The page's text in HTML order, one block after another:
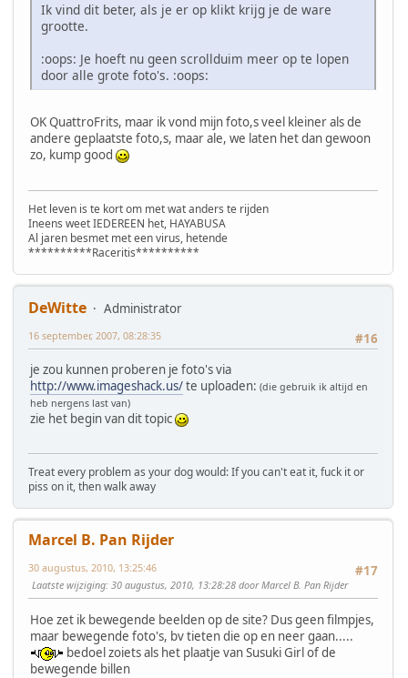
Ik vind dit beter, als je er op klikt krijg je de ware
grootte.
:oops: Je hoeft nu geen scrollduim meer op te lopen
door alle grote foto's. :oops:
OK QuattroFrits, maar ik vond mijn foto,s veel kleiner als de
andere geplaatste foto,s, maar ale, we laten het dan gewoon
zo, kump good
Het leven is te kort om met wat anders te rijden
Ineens weet IEDEREEN het, HAYABUSA
Al jaren besmet met een virus, hetende
**********Raceritis**********
DeWitte
Administrator
#16
16 september, 2007, 08:28:35
je zou kunnen proberen je foto's via
http://www.imageshack.us/te uploaden: (die gebruik ik altijd en
heb nergens last van)
zie het begin van dit topic
Treat every problem as your dog would: If you can't eat it, fuck it or
piss on it, then walk away
Marcel B. Pan Rijder
#17
30 augustus, 2010, 13:25:46
Laatste wijziging: 30 augustus, 2010, 13:28:28 door Marcel B. Pan Rijder
Hoe zet ik bewegende beelden op de site? Dus geen filmpjes,
maar bewegende foto's, bv tieten die op en neer gaan.....
bedoel zoiets als het plaatje van Susuki Girl of de
bewegende billen